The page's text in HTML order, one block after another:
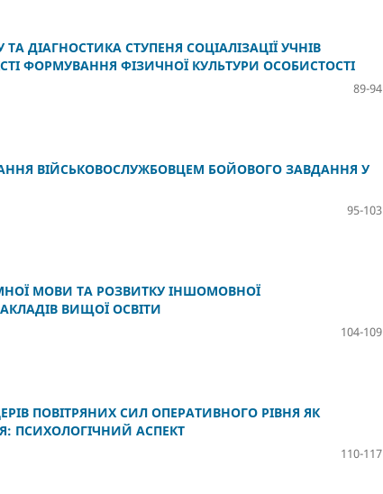
ДІАГНОСТИКА СТУПЕНЯ СОЦІАЛІЗАЦІЇ УЧНІВ
ФОРМУВАННЯ ФІЗИЧНОЇ КУЛЬТУРИ ОСОБИСТОСТІ
89-94
ВІЙСЬКОВОСЛУЖБОВЦЕМ БОЙОВОГО ЗАВДАННЯ У
95-103
МОВИ ТА РОЗВИТКУ ІНШОМОВНОЇ
ВИЩОЇ ОСВІТИ
104-109
ПОВІТРЯНИХ СИЛ ОПЕРАТИВНОГО РІВНЯ ЯК
ПСИХОЛОГІЧНИЙ АСПЕКТ
110-117